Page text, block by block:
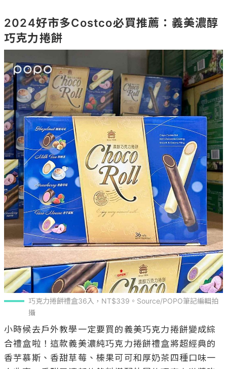
2024好市多Costco必買推薦：義美濃醇
巧克力捲餅
巧克力捲餅禮盒36入，NT$339。Source/POPO筆記編輯拍
攝
小時候去戶外教學一定要買的義美巧克力捲餅變成綜
合禮盒啦！這款義美濃純巧克力捲餅禮盒將超經典的
香芋慕斯、香甜草莓、榛果可可和厚奶茶四種口味一